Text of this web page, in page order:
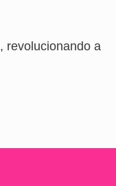
, revolucionando a